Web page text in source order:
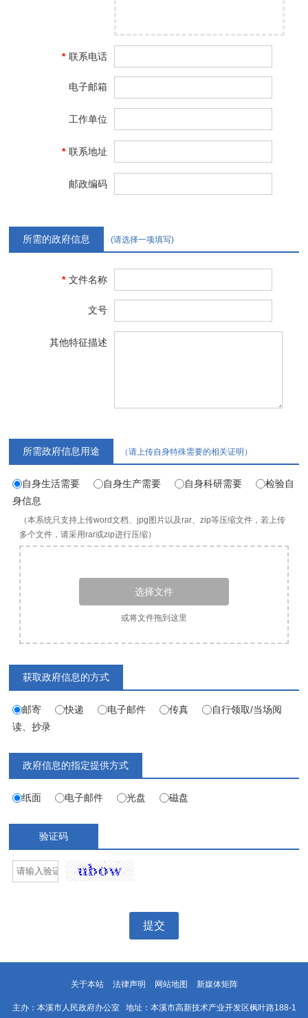
* 联系电话
电子邮箱
工作单位
* 联系地址
邮政编码
所需的政府信息 (请选择一项填写)
* 文件名称
文号
其他特征描述
所需政府信息用途 （请上传自身特殊需要的相关证明）
自身生活需要 自身生产需要 自身科研需要
检验自
身信息
（本系统只支持上传word文档、jpg图片以及rar、zip等压缩文件，若上传
多个文件，请采用rar或zip进行压缩）
选择文件
或将文件拖到这里
获取政府信息的方式
邮寄 快递 电子邮件 传真
自行领取/当场阅
读、抄录
政府信息的指定提供方式
纸面 电子邮件 光盘 磁盘
验证码
提交
关于本站 法律声明 网站地图 新媒体矩阵
主办：本溪市人民政府办公室 地址：本溪市高新技术产业开发区枫叶路188-1